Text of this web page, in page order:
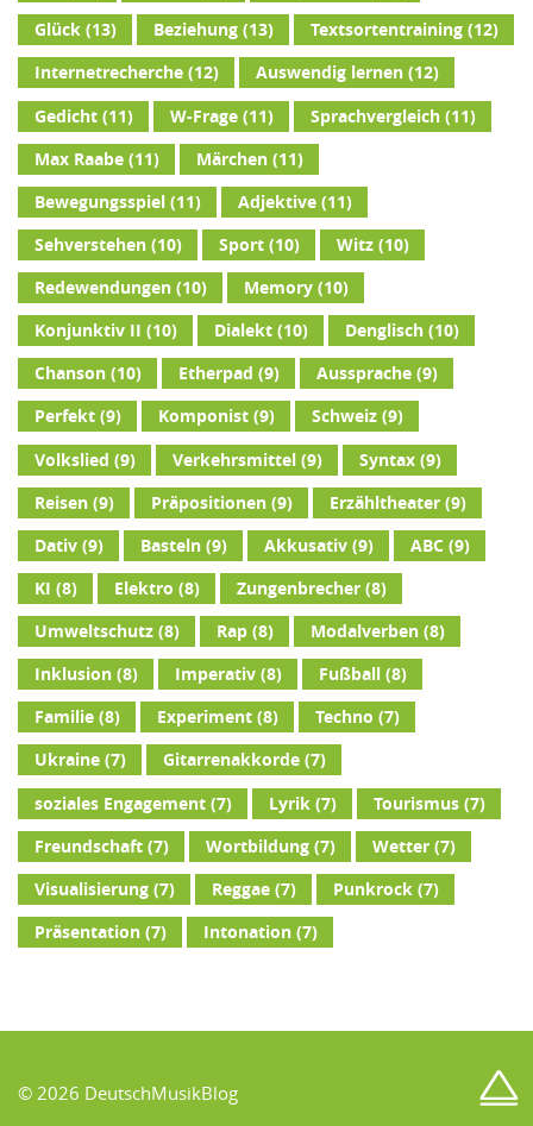
Glück(13) Beziehung(13) Textsortentraining(12)
Internetrecherche(12) Auswendig lernen(12)
Gedicht(11) W-Frage(11) Sprachvergleich(11)
Max Raabe(11) Märchen(11)
Bewegungsspiel(11) Adjektive(11)
Sehverstehen(10) Sport(10) Witz(10)
Redewendungen(10) Memory(10)
Konjunktiv II (10) Dialekt(10) Denglisch(10)
Chanson(10) Etherpad (9) Aussprache(9)
Perfekt(9) Komponist(9) Schweiz(9)
Volkslied (9) Verkehrsmittel(9) Syntax(9)
Reisen(9) Präpositionen(9) Erzähltheater(9)
Dativ(9) Basteln(9) Akkusativ(9) ABC (9)
KI (8) Elektro (8) Zungenbrecher(8)
Umweltschutz(8) Rap(8) Modalverben(8)
Inklusion(8) Imperativ(8) Fußball(8)
Familie(8) Experiment(8) Techno (7)
Ukraine(7) Gitarrenakkorde(7)
soziales Engagement(7) Lyrik(7) Tourismus(7)
Freundschaft(7) Wortbildung(7) Wetter(7)
Visualisierung(7) Reggae(7) Punkrock(7)
Präsentation(7) Intonation(7)
© 2026 DeutschMusikBlog